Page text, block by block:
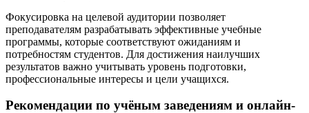
Фокусировка на целевой аудитории позволяет
преподавателям разрабатывать эффективные учебные
программы, которые соответствуют ожиданиям и
потребностям студентов. Для достижения наилучших
результатов важно учитывать уровень подготовки,
профессиональные интересы и цели учащихся.
Рекомендации по учёным заведениям и онлайн-